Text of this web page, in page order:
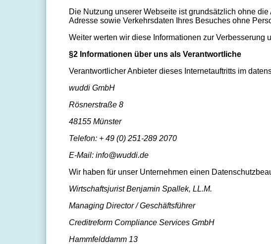
Die Nutzung unserer Webseite ist grundsätzlich ohne
Adresse sowie Verkehrsdaten Ihres Besuches ohne
Weiter werten wir diese Informationen zur Verbesserung
§2 Informationen über uns als Verantwortliche
Verantwortlicher Anbieter dieses Internetauftritts im
wuddi GmbH
Rösnerstraße 8
48155 Münster
Telefon: + 49 (0) 251-289 2070
E-Mail: info@wuddi.de
Wir haben für unser Unternehmen einen
Wirtschaftsjurist Benjamin Spallek, LL.M.
Managing Director / Geschäftsführer
Creditreform Compliance Services GmbH
Hammfelddamm 13